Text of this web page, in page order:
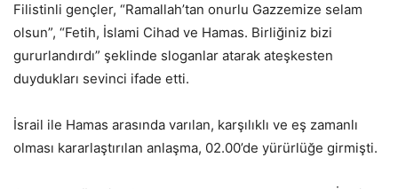
Filistinli gençler, “Ramallah’tan onurlu Gazzemize selam
olsun”, “Fetih, İslami Cihad ve Hamas. Birliğiniz bizi
gururlandırdı” şeklinde sloganlar atarak ateşkesten
duydukları sevinci ifade etti.
İsrail ile Hamas arasında varılan, karşılıklı ve eş zamanlı
olması kararlaştırılan anlaşma, 02.00’de yürürlüğe girmişti.